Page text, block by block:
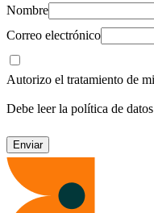
Nombre
Correo electrónico
Autorizo el tratamiento de
Debe leer la política de